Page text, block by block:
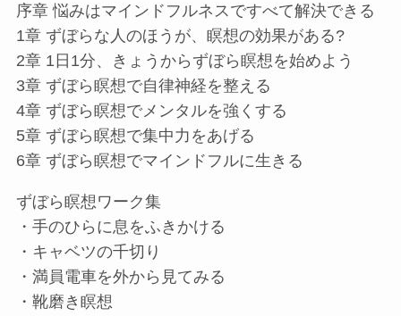
序章 悩みはマインドフルネスですべて解決できる
1章 ずぼらな人のほうが、瞑想の効果がある?
2章 1日1分、きょうからずぼら瞑想を始めよう
3章 ずぼら瞑想で自律神経を整える
4章 ずぼら瞑想でメンタルを強くする
5章 ずぼら瞑想で集中力をあげる
6章 ずぼら瞑想でマインドフルに生きる
ずぼら瞑想ワーク集
・手のひらに息をふきかける
・キャベツの千切り
・満員電車を外から見てみる
・靴磨き瞑想